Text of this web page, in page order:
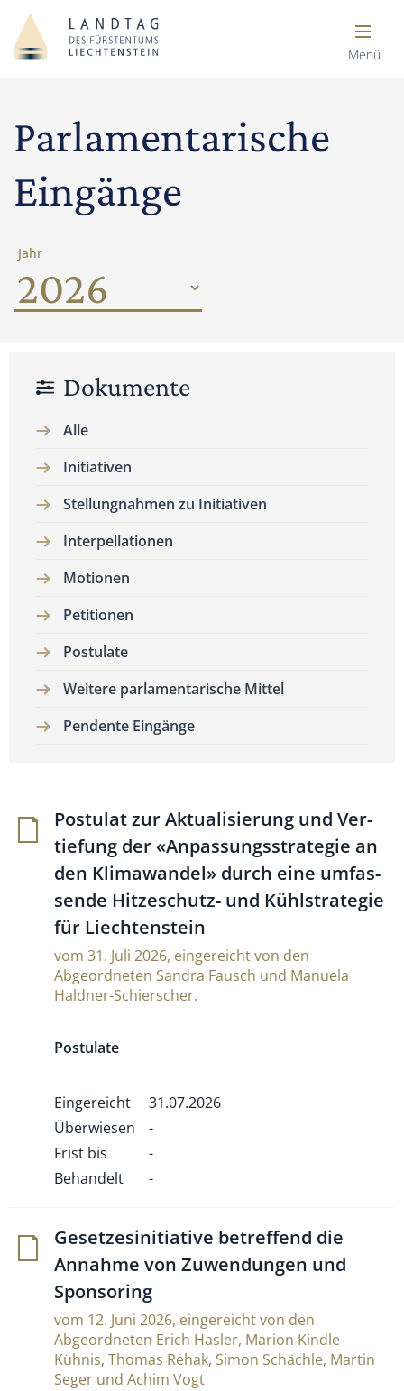
Menü
Parlamentarische
Eingänge
Jahr
Dokumente
Alle
Initiativen
Stellungnahmen zu Initiativen
Interpellationen
Motionen
Petitionen
Postulate
Weitere parlamentarische Mittel
Pendente Eingänge
Postulat zur Aktua­li­sie­rung und Ver­
tie­fung der «Anpas­sungsstra­tegie an
den Kli­ma­wandel» durch eine umfas­
sende Hit­ze­schutz- und Kühl­stra­tegie
für Liechtenstein
vom 31. Juli 2026, eingereicht von den
Abgeordneten Sandra Fausch und Manuela
Haldner-Schierscher.
Postulate
Eingereicht
31.07.2026
Überwiesen
-
Frist bis
-
Behandelt
-
Geset­ze­si­ni­tia­tive betref­fend die
Annahme von Zuwen­dungen und
Sponsoring
vom 12. Juni 2026, eingereicht von den
Abgeordneten Erich Hasler, Marion Kindle-
Kühnis, Thomas Rehak, Simon Schächle, Martin
Seger und Achim Vogt